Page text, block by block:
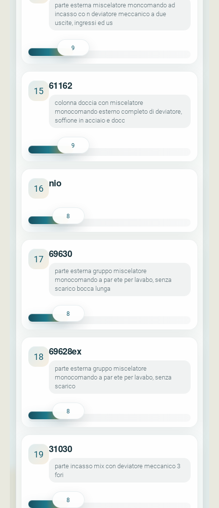
parte esterna miscelatore moncomando ad
incasso co n deviatore meccanico a due
uscite, ingressi ed us
9
15 61162
colonna doccia con miscelatore
monocomando esterno completo di deviatore,
soffione in acciaio e docc
9
16 nio
8
17 69630
parte esterna gruppo miscelatore
monocomando a par ete per lavabo, senza
scarico bocca lunga
8
18 69628ex
parte esterna gruppo miscelatore
monocomando a par ete per lavabo, senza
scarico
8
19 31030
parte incasso mix con deviatore meccanico 3
fori
8